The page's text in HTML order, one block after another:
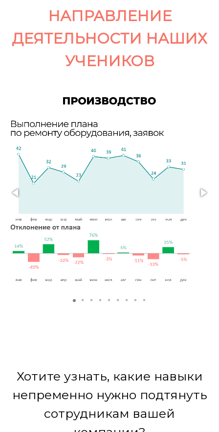
НАПРАВЛЕНИЕ
ДЕЯТЕЛЬНОСТИ НАШИХ
УЧЕНИКОВ
Хотите узнать, какие навыки
непременно нужно подтянуть
сотрудникам вашей